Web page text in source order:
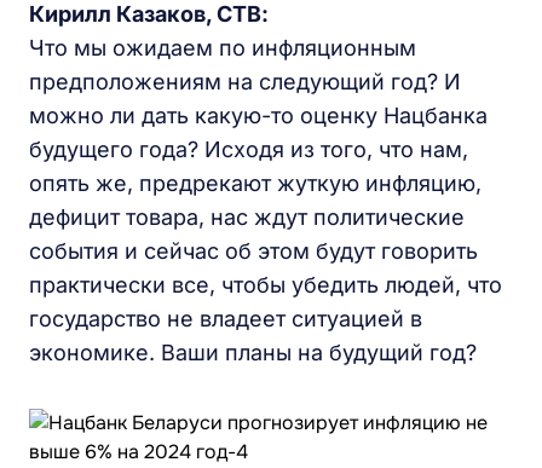
Кирилл Казаков, СТВ:
Что мы ожидаем по инфляционным
предположениям на следующий год? И
можно ли дать какую-то оценку Нацбанка
будущего года? Исходя из того, что нам,
опять же, предрекают жуткую инфляцию,
дефицит товара, нас ждут политические
события и сейчас об этом будут говорить
практически все, чтобы убедить людей, что
государство не владеет ситуацией в
экономике. Ваши планы на будущий год?